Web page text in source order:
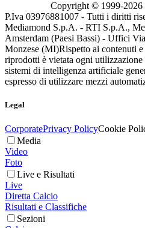
Copyright © 1999-2026
P.Iva 03976881007 - Tutti i diritti
Mediamond S.p.A. - RTI S.p.A.,
Amsterdam (Paesi Bassi) - Uffici
Monzese (MI)Rispetto ai contenuti
riprodotti è vietata ogni utilizzazione
sistemi di intelligenza artificiale
espresso di utilizzare mezzi
Legal
CorporatePrivacy PolicyCookie
Media
Video
Foto
Live e Risultati
Live
Diretta Calcio
Risultati e Classifiche
Sezioni